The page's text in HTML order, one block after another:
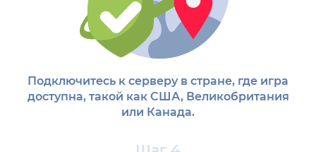
Подключитесь к серверу в стране, где игра
доступна, такой как США, Великобритания
или Канада.